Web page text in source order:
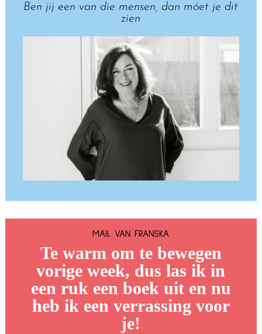
Ben jij een van die mensen, dan móet je dit
zien
MAIL VAN FRANSKA
Te warm om te bewegen
vorige week, dus las ik in
een ruk een boek uit en nu
heb ik een verrassing voor
je!